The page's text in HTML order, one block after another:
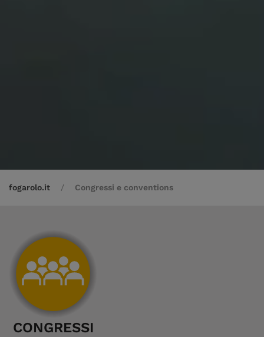
fogarolo.it Congressi e conventions
CONGRESSI